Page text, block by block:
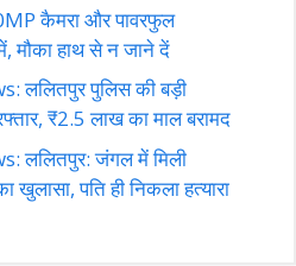
कैमरा और पावरफुल
मौका हाथ से न जाने दें
ललितपुर पुलिस की बड़ी
₹2.5 लाख का माल बरामद
ललितपुर: जंगल में मिली
पति ही निकला हत्यारा